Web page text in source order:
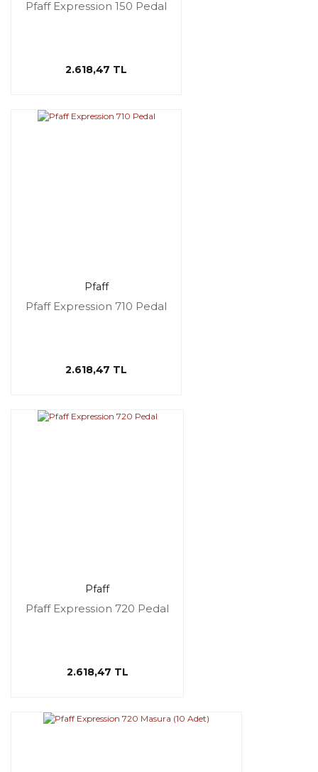
Pfaff Expression 150 Pedal
2.618,47 TL
Pfaff
Pfaff Expression 710 Pedal
2.618,47 TL
Pfaff
Pfaff Expression 720 Pedal
2.618,47 TL